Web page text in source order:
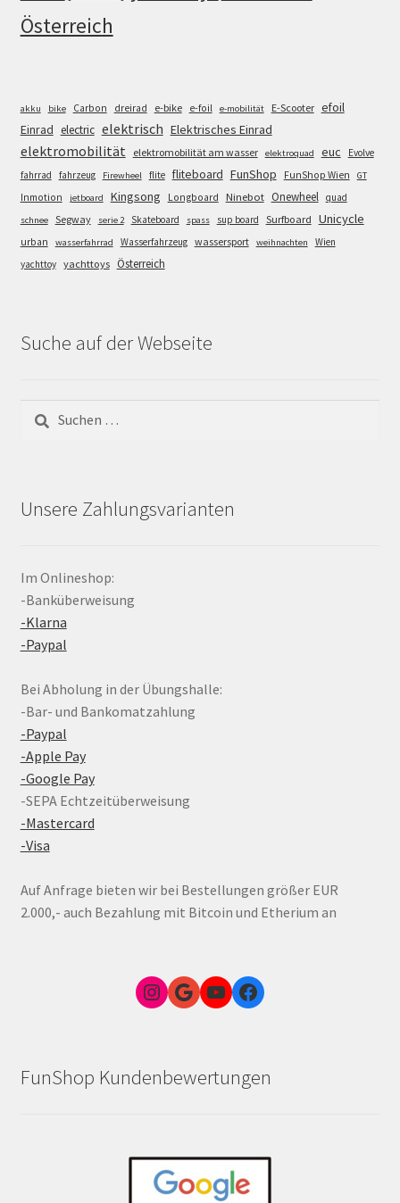
Österreich
akku bike Carbon dreirad e-bike e-foil e-mobilität E-Scooter efoil
Einrad electric elektrisch Elektrisches Einrad
elektromobilität elektromobilität am wasser elektroquad euc
Evolve
fahrrad
fahrzeug Firewheel flite fliteboard FunShop FunShop Wien GT
Inmotion jetboard Kingsong Longboard Ninebot Onewheel quad
schnee Segway serie 2 Skateboard spass sup board Surfboard Unicycle
urban wasserfahrrad Wasserfahrzeug wassersport weihnachten
Wien
yachttoy yachttoys Österreich
Suche auf der Webseite
Suchen
nach:
Unsere Zahlungsvarianten
Im Onlineshop:
-Banküberweisung
-Klarna
-Paypal
Bei Abholung in der Übungshalle:
-Bar- und Bankomatzahlung
-Paypal
-Apple Pay
-Google Pay
-SEPA Echtzeitüberweisung
-Mastercard
-Visa
Auf Anfrage bieten wir bei Bestellungen größer EUR
2.000,- auch Bezahlung mit Bitcoin und Etherium an
Instagram
Google Link zum FunShop WienYouTubeFacebook
FunShop Kundenbewertungen